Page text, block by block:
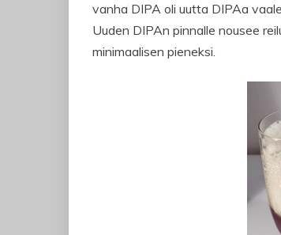
vanha DIPA oli uutta DIPAa
Uuden DIPAn pinnalle nousee
minimaalisen pieneksi.